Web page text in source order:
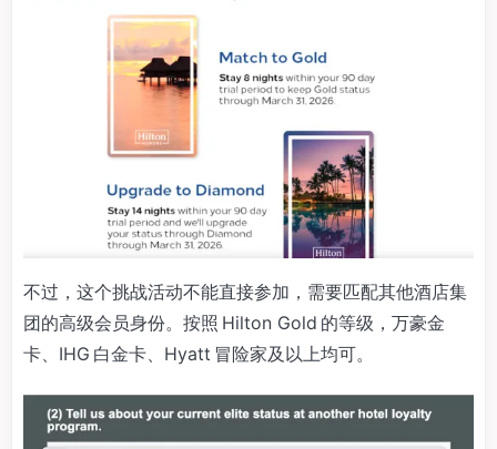
不过，这个挑战活动不能直接参加，需要匹配其他酒店集
团的高级会员身份。按照 Hilton Gold 的等级，万豪金
卡、IHG 白金卡、Hyatt 冒险家及以上均可。